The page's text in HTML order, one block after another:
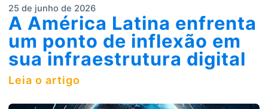
25 de junho de 2026
A América Latina enfrenta
um ponto de inflexão em
sua infraestrutura digital
Leia o artigo